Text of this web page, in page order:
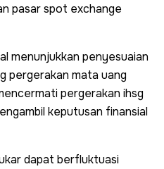
pasar spot exchange
menunjukkan penyesuaian
pergerakan mata uang
pergerakan ihsg
keputusan finansial
dapat berfluktuasi